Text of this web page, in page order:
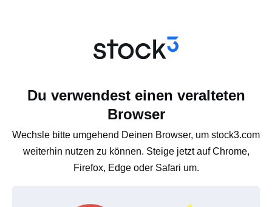
Du verwendest einen veralteten
Browser
Wechsle bitte umgehend Deinen Browser, um stock3.com
weiterhin nutzen zu können. Steige jetzt auf Chrome,
Firefox, Edge oder Safari um.